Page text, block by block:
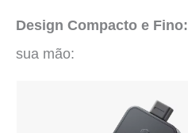
Design Compacto e Fino:
sua mão: